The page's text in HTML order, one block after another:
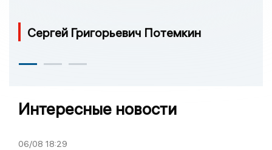
Сергей Григорьевич Потемкин
Интересные новости
06/08 18:29